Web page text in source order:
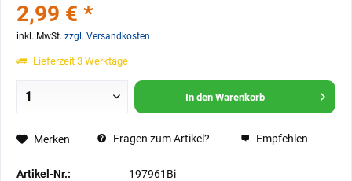
2,99 € *
inkl. MwSt. zzgl. Versandkosten
Lieferzeit 3 Werktage
In den Warenkorb
Merken Fragen zum Artikel? Empfehlen
Artikel-Nr.: 197961Bi